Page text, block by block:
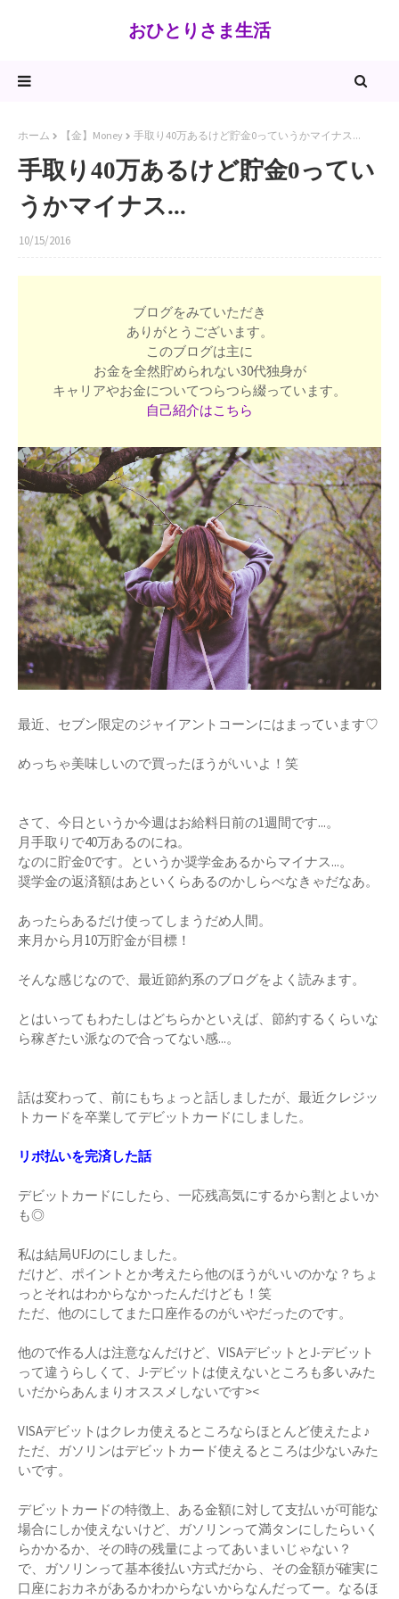
おひとりさま生活
ホーム 【金】Money 手取り40万あるけど貯金0っていうかマイナス...
手取り40万あるけど貯金0ってい
うかマイナス...
10/15/2016
ブログをみていただき
ありがとうございます。
このブログは主に
お金を全然貯められない30代独身が
キャリアやお金についてつらつら綴っています。
自己紹介はこちら
最近、セブン限定のジャイアントコーンにはまっています♡
めっちゃ美味しいので買ったほうがいいよ！笑
さて、今日というか今週はお給料日前の1週間です...。
月手取りで40万あるのにね。
なのに貯金0です。というか奨学金あるからマイナス...。
奨学金の返済額はあといくらあるのかしらべなきゃだなあ。
あったらあるだけ使ってしまうだめ人間。
来月から月10万貯金が目標！
そんな感じなので、最近節約系のブログをよく読みます。
とはいってもわたしはどちらかといえば、節約するくらいな
ら稼ぎたい派なので合ってない感...。
話は変わって、前にもちょっと話しましたが、最近クレジッ
トカードを卒業してデビットカードにしました。
リボ払いを完済した話
デビットカードにしたら、一応残高気にするから割とよいか
も◎
私は結局UFJのにしました。
だけど、ポイントとか考えたら他のほうがいいのかな？ちょ
っとそれはわからなかったんだけども！笑
ただ、他のにしてまた口座作るのがいやだったのです。
他ので作る人は注意なんだけど、VISAデビットとJ-デビット
って違うらしくて、J-デビットは使えないところも多いみた
いだからあんまりオススメしないです><
VISAデビットはクレカ使えるところならほとんど使えたよ♪
ただ、ガソリンはデビットカード使えるところは少ないみた
いです。
デビットカードの特徴上、ある金額に対して支払いが可能な
場合にしか使えないけど、ガソリンって満タンにしたらいく
らかかるか、その時の残量によってあいまいじゃない？
で、ガソリンって基本後払い方式だから、その金額が確実に
口座におカネがあるかわからないからなんだってー。なるほ